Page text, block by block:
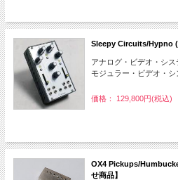
Sleepy Circuits/Hypno
アナログ・ビデオ・シ
モジュラー・ビデオ・シ
価格： 129,800円(税込)
OX4 Pickups/
せ商品】